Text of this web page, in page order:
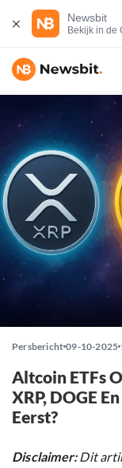
Newsbit
Bekijk in de
Persbericht 09-10-2025
Altcoin ETFs
XRP, DOGE
Eerst?
Disclaimer:Dit